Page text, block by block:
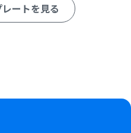
の「レコードを追加す
が整理した内容を指定のデー
ートを見る